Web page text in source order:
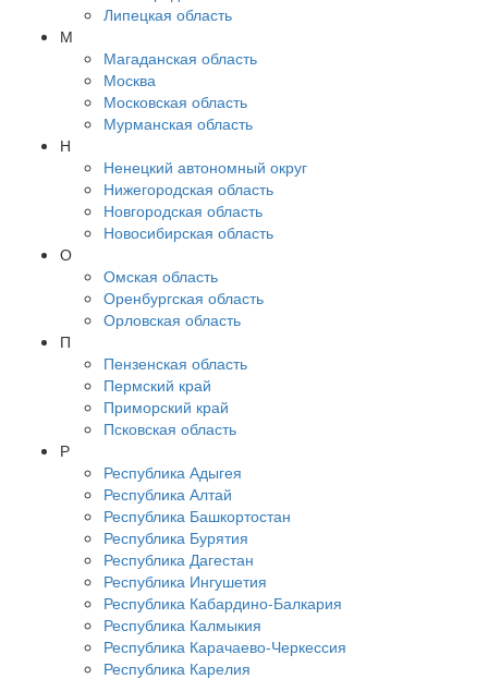
Липецкая область
М
Магаданская область
Москва
Московская область
Мурманская область
Н
Ненецкий автономный округ
Нижегородская область
Новгородская область
Новосибирская область
О
Омская область
Оренбургская область
Орловская область
П
Пензенская область
Пермский край
Приморский край
Псковская область
Р
Республика Адыгея
Республика Алтай
Республика Башкортостан
Республика Бурятия
Республика Дагестан
Республика Ингушетия
Республика Кабардино-Балкария
Республика Калмыкия
Республика Карачаево-Черкессия
Республика Карелия